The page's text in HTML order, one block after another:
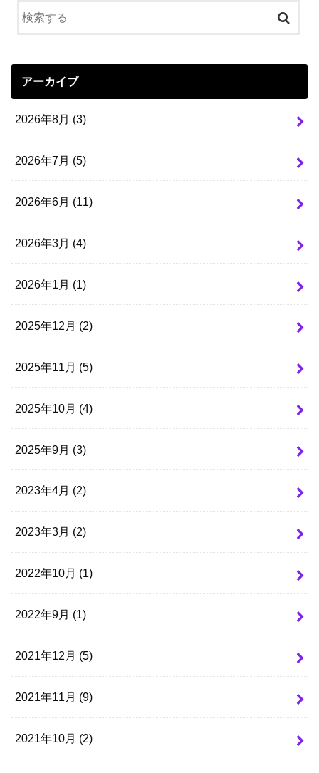
アーカイブ
2026年8月 (3)
2026年7月 (5)
2026年6月 (11)
2026年3月 (4)
2026年1月 (1)
2025年12月 (2)
2025年11月 (5)
2025年10月 (4)
2025年9月 (3)
2023年4月 (2)
2023年3月 (2)
2022年10月 (1)
2022年9月 (1)
2021年12月 (5)
2021年11月 (9)
2021年10月 (2)